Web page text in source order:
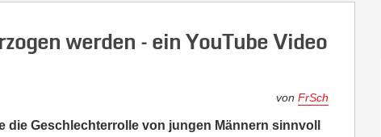
werden – ein YouTube Video
vonFrSch
Geschlechterrolle von jungen Männern sinnvoll